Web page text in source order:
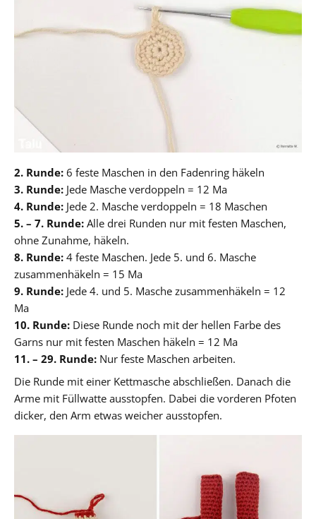
2. Runde: 6 feste Maschen in den Fadenring häkeln
3. Runde: Jede Masche verdoppeln = 12 Ma
4. Runde: Jede 2. Masche verdoppeln = 18 Maschen
5. – 7. Runde: Alle drei Runden nur mit festen Maschen,
ohne Zunahme, häkeln.
8. Runde: 4 feste Maschen. Jede 5. und 6. Masche
zusammenhäkeln = 15 Ma
9. Runde: Jede 4. und 5. Masche zusammenhäkeln = 12
Ma
10. Runde: Diese Runde noch mit der hellen Farbe des
Garns nur mit festen Maschen häkeln = 12 Ma
11. – 29. Runde: Nur feste Maschen arbeiten.
Die Runde mit einer Kettmasche abschließen. Danach die
Arme mit Füllwatte ausstopfen. Dabei die vorderen Pfoten
dicker, den Arm etwas weicher ausstopfen.